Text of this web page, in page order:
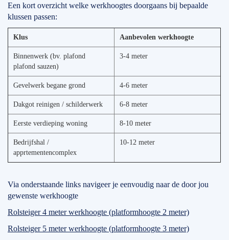
Een kort overzicht welke werkhoogtes doorgaans bij bepaalde
klussen passen:
Klus Aanbevolen werkhoogte
Binnenwerk (bv. plafond
plafond sauzen)
3-4 meter
Gevelwerk begane grond 4-6 meter
Dakgot reinigen / schilderwerk 6-8 meter
Eerste verdieping woning 8-10 meter
Bedrijfshal /
apprtementencomplex
10-12 meter
Via onderstaande links navigeer je eenvoudig naar de door jou
gewenste werkhoogte
Rolsteiger 4 meter werkhoogte (platformhoogte 2 meter)
Rolsteiger 5 meter werkhoogte (platformhoogte 3 meter)